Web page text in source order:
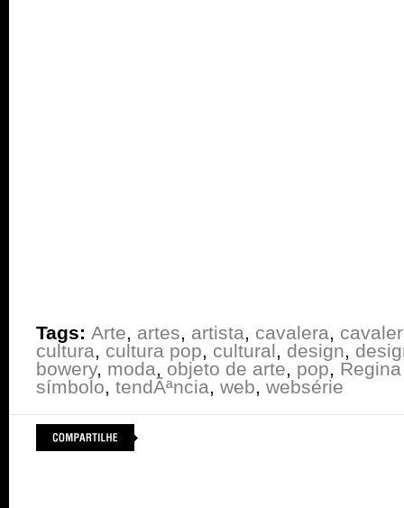
Tags: Arte, artes, artista, cavalera,
cultura, cultura pop, cultural, design,
bowery, moda, objeto de arte, pop,
símbolo, tendÃªncia, web, websérie